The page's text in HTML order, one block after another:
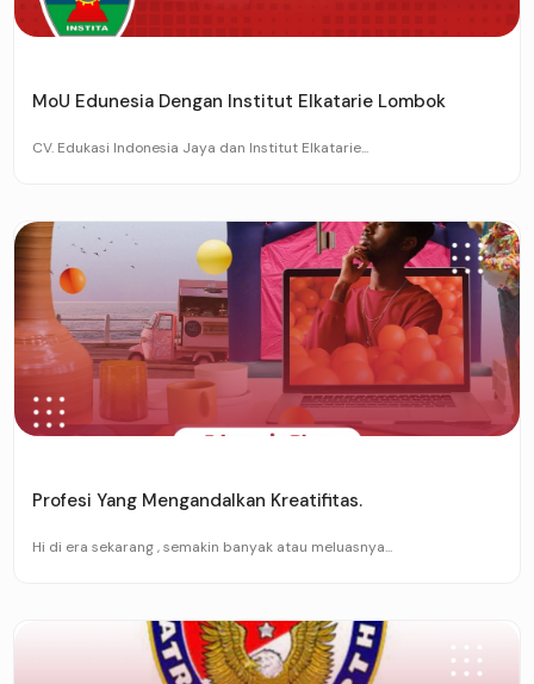
MoU Edunesia Dengan Institut Elkatarie Lombok
CV. Edukasi Indonesia Jaya dan Institut Elkatarie...
Profesi Yang Mengandalkan Kreatifitas.
Hi di era sekarang , semakin banyak atau meluasnya...